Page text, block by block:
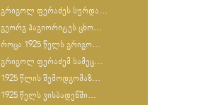
გრიგოლ ფერაძეს სურდა...
გეორგ ჰაგიორიტეს ცხო...
როცა 1925 წელს გრიგო...
გრიგოლ ფერაძემ სამეც...
1925 წლის შემოდგომაზ...
1925 წელს ვისბადენში...